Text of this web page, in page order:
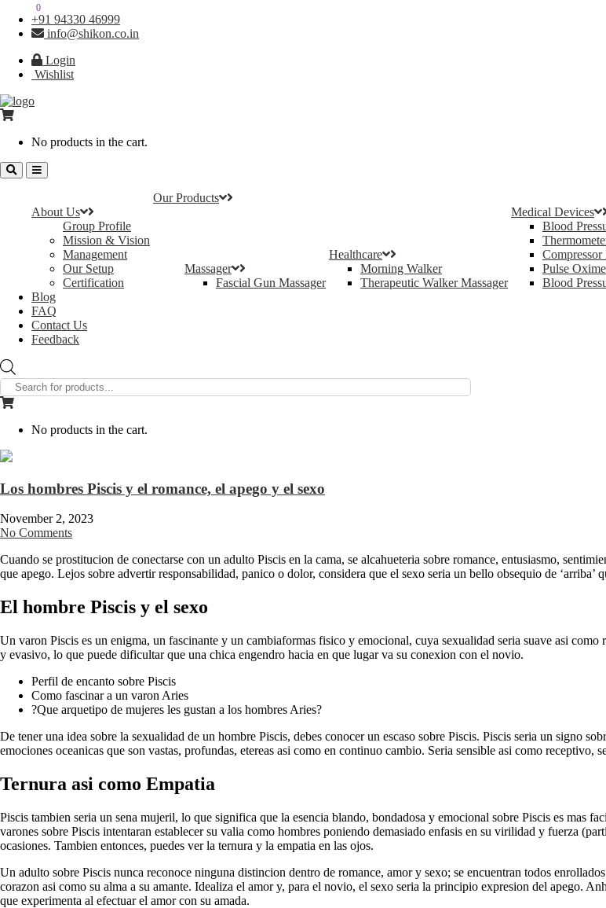
+91 94330 46999
info@shikon.co.in
Login
Wishlist
0
No products in the cart.
About Us
Group Profile
Mission & Vision
Management
Our Setup
Certification
Our Products
Massager
Fascial Gun Massager
Healthcare
Morning Walker
Therapeutic Walker Massager
Medical Devices
Blood
Pulse
Blood
Blog
FAQ
Contact Us
Feedback
search
0
No products in the cart.
Los hombres Piscis y el romance, el apego y el sexo
November 2, 2023
No Comments
Cuando se prostitucion de conectarse con un adulto Piscis en la cama, se alcahueteria sobre romance, entusiasmo,
que apego. Lejos sobre advertir responsabilidad, panico o dolor, considera que el sexo seri­a un bello obsequio de ‘arriba’
El hombre Piscis y el sexo
Un varon Piscis es un enigma, un fascinante y un cambiaformas fisico y emocional, cuya sexualidad seri­a suave asi­
y evasivo, lo que puede dificultar que una chica engendro hacia en que lugar va su conexion con el novio.
Perfil de encanto sobre Piscis
Como fascinar a un varon Aries
?Que arquetipo de mujeres les gustan a los hombres Aries?
De tener una idea sobre la sexualidad de un hombre Piscis, debes conocer un escaso sobre Piscis. Piscis seri­a un signo
emociones oceanicas que son vastas, profundas, etereas asi­ como en continuo cambio. Seri­a sensible asi­ como receptivo,
Ternura asi­ como Empatia
Piscis tambien seri­a un sena mujeril, lo que significa que la esencia blando, bondadosa y emocional sobre Piscis es
varones sobre Piscis intentaran establecer su valia como hombres poniendo demasiado enfasis en su virilidad y fuerza
ocasiones. Tambien entonces, puedes ver la ternura y la empatia en las ojos.
Un adulto sobre Piscis nunca reconoce ninguna distincion dentro de romance, amor y sexo; se encuentran todos
corazon asi­ como su alma a su amante. Idealiza el amor y, para el novio, el sexo seri­a la principio expresion del apego.
que experimenta al efectuar el amor con su amada.